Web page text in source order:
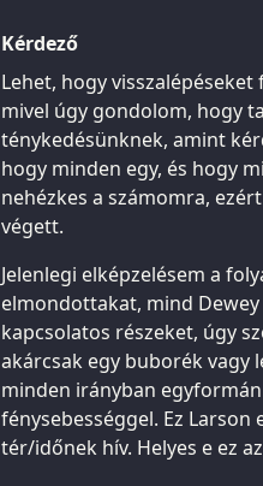
Kérdező
Lehet, hogy
mivel úgy gondolom, hogy
ténykedésünknek, amint
hogy minden egy, és hogy
nehézkes a számomra,
végett.
Jelenlegi elképzelésem a
elmondottakat, mind
kapcsolatos részeket, úgy
akárcsak egy buborék vagy
minden irányban
fénysebességgel. Ez
tér/időnek hív. Helyes e ez